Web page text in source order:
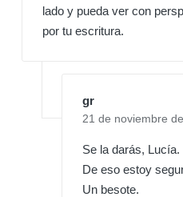
lado y pueda ver con
por tu escritura.
gr
21 de noviembre
Se la darás, Lucía.
De eso estoy
Un besote.